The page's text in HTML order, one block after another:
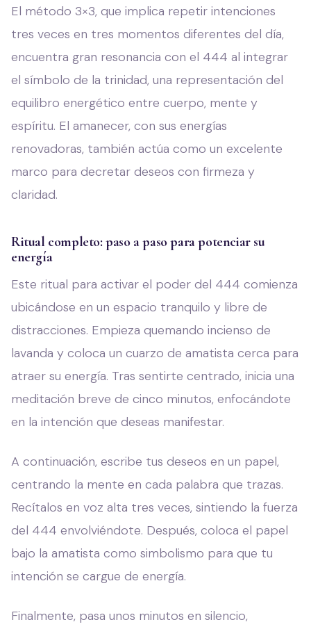
El método 3×3, que implica repetir intenciones
tres veces en tres momentos diferentes del día,
encuentra gran resonancia con el 444 al integrar
el símbolo de la trinidad, una representación del
equilibro energético entre cuerpo, mente y
espíritu. El amanecer, con sus energías
renovadoras, también actúa como un excelente
marco para decretar deseos con firmeza y
claridad.
Ritual completo: paso a paso para potenciar su
energía
Este ritual para activar el poder del 444 comienza
ubicándose en un espacio tranquilo y libre de
distracciones. Empieza quemando incienso de
lavanda y coloca un cuarzo de amatista cerca para
atraer su energía. Tras sentirte centrado, inicia una
meditación breve de cinco minutos, enfocándote
en la intención que deseas manifestar.
A continuación, escribe tus deseos en un papel,
centrando la mente en cada palabra que trazas.
Recítalos en voz alta tres veces, sintiendo la fuerza
del 444 envolviéndote. Después, coloca el papel
bajo la amatista como simbolismo para que tu
intención se cargue de energía.
Finalmente, pasa unos minutos en silencio,